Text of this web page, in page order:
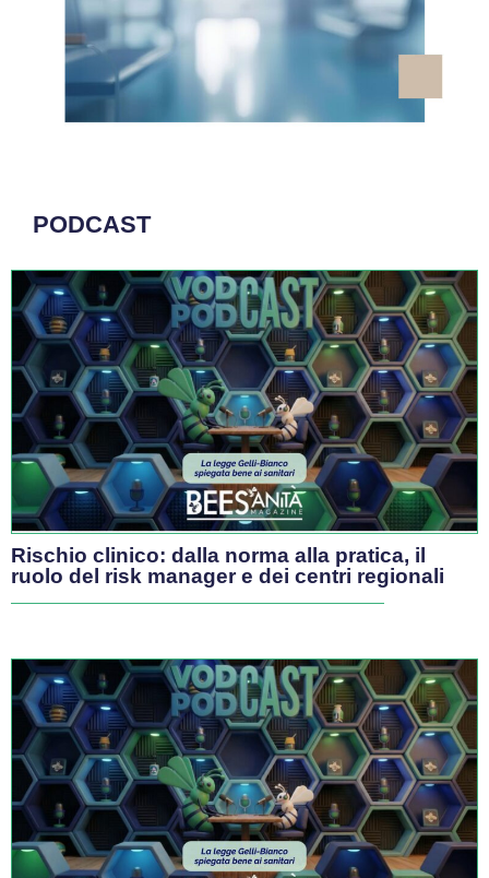
Giugno 10, 2026 / Sara Claro
#GovernanceSanitaria
L'assenza di una governance adeguata capace di
rischia di rimanere indietro
Giugno 10, 2026
Arrigo Bellelli
#GovernanceSanitaria
Comunità di Welfair
VIDEO
Il professionista sanitario si sente sempre
più solo
Il sistema paga tutele diseguali, solitudine giuridica e una
cultura del rispetto ancora da costruire partendo dalle
scuole
Governance
Dopo 16 anni la sanità calabra è uscita dal
commissariamento
Il Governatore Occhiuto ha annunciato la chiusura della
gestione commissariale a inizio mese, in seguito alla
decisione del CdM di aprile